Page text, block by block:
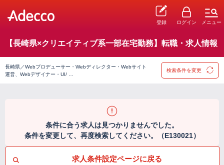
登録 ログイン メニュー
【長崎県×クリエイティブ系一部在宅勤務】転職・求人情報
長崎県／Webプロデューサー・Webディレクター・Webサイト
運営、Webデザイナー・UI/ …
検索条件を変更
条件に合う求人は見つかりませんでした。
条件を変更して、再度検索してください。（E130021）
求人条件設定ページに戻る